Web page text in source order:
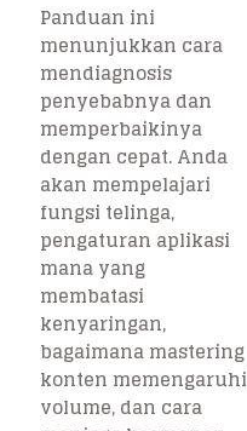
Panduan ini
menunjukkan cara
mendiagnosis
penyebabnya dan
memperbaikinya
dengan cepat. Anda
akan mempelajari
fungsi telinga,
pengaturan aplikasi
mana yang
membatasi
kenyaringan,
bagaimana mastering
konten memengaruhi
volume, dan cara